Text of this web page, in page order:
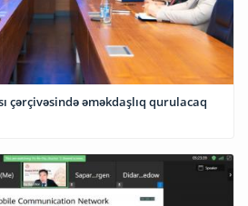
çərçivəsində əməkdaşlıq qurulacaq